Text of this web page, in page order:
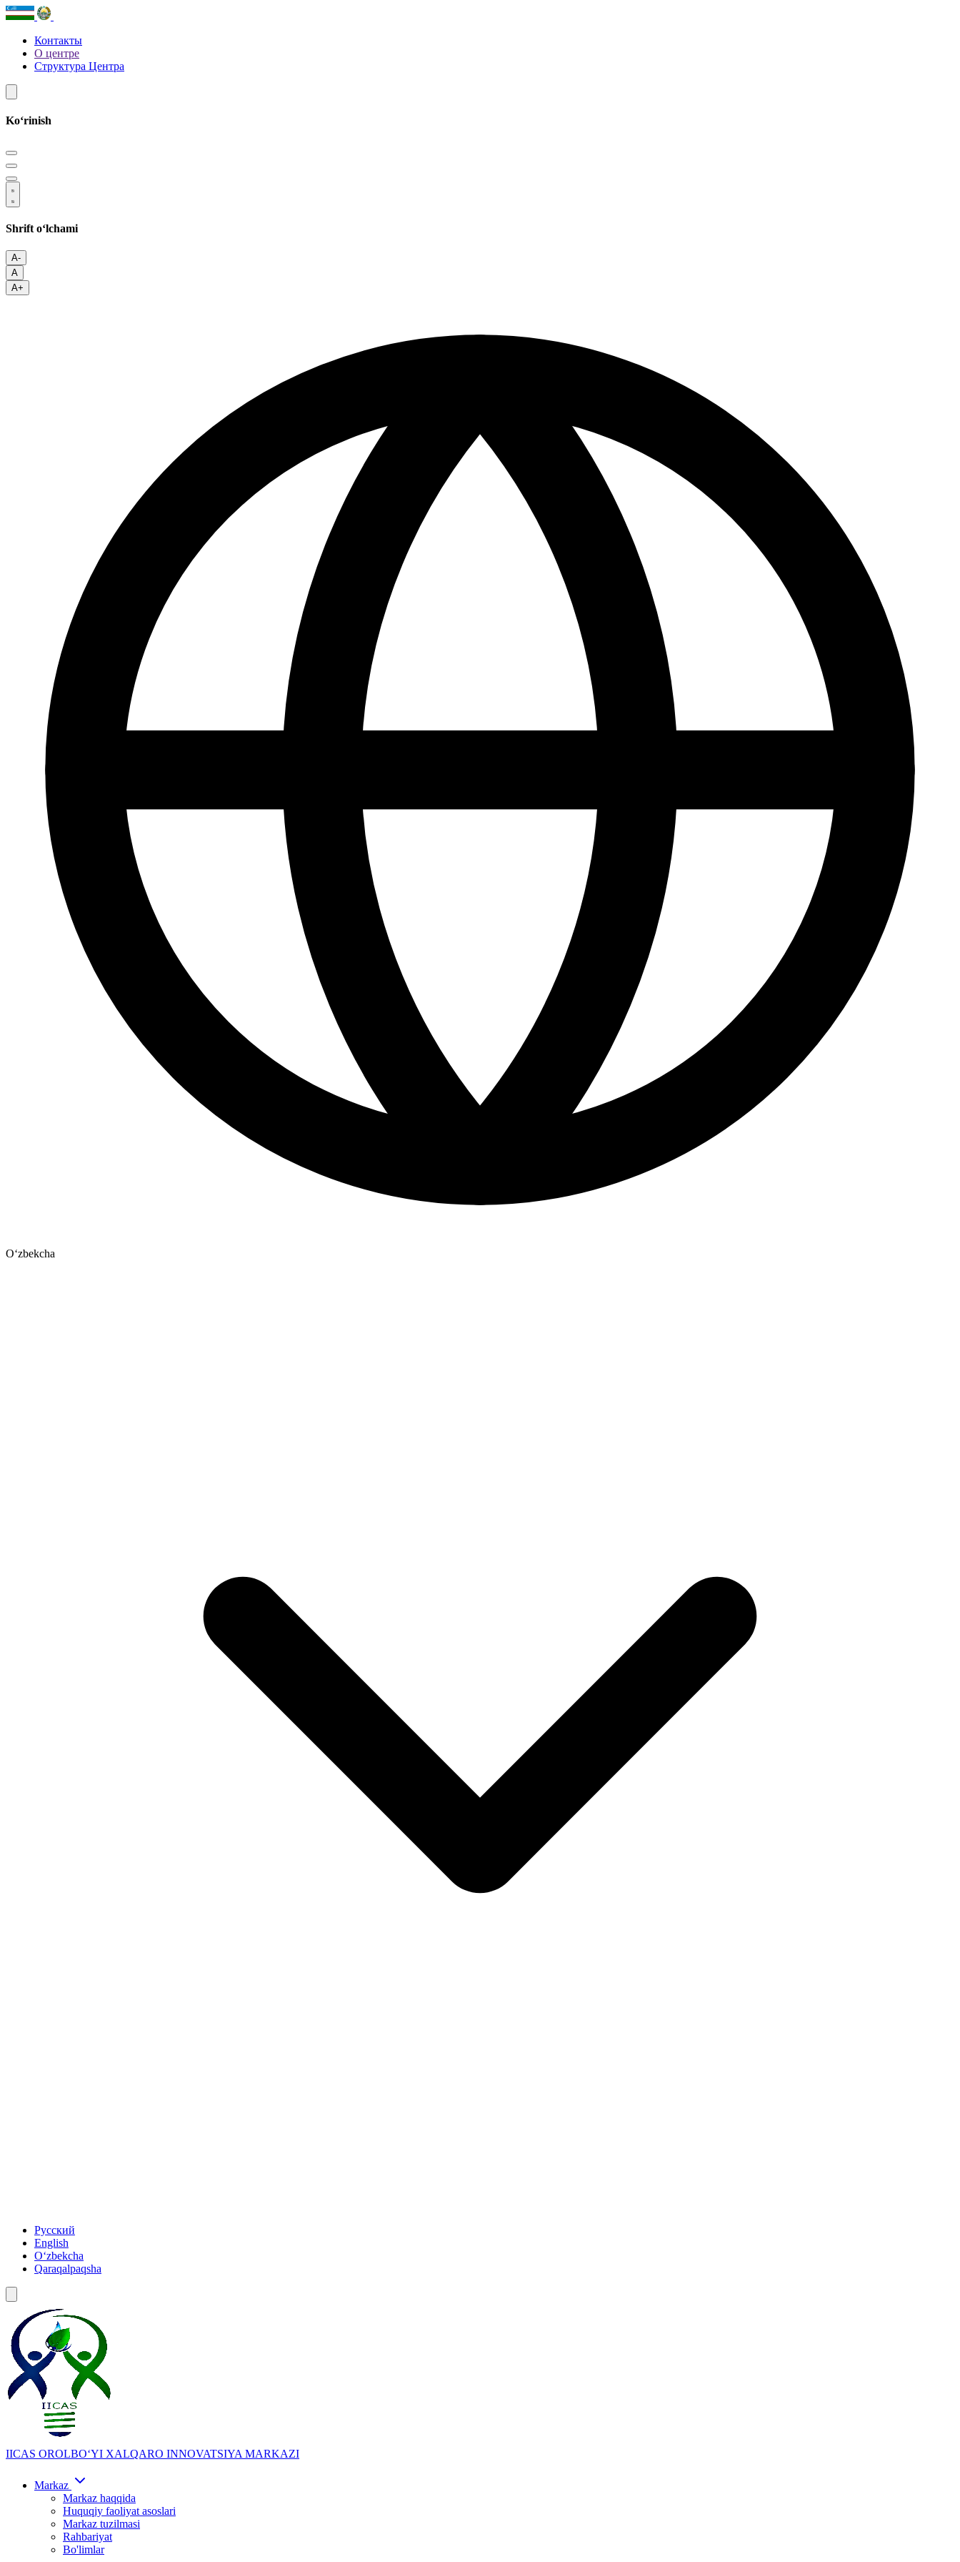
Контакты
О центре
Структура Центра
Koʻrinish
Shrift oʻlchami
A-
A
A+
Oʻzbekcha
Русский
English
Oʻzbekcha
Qaraqalpaqsha
IICAS OROLBOʻYI XALQARO INNOVATSIYA MARKAZI
Markaz
Markaz haqqida
Huquqiy faoliyat asoslari
Markaz tuzilmasi
Rahbariyat
Bo'limlar